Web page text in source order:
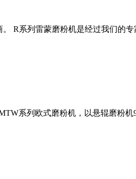
R系列雷蒙磨粉机是经过我们的
系列欧式磨粉机，以悬辊磨粉机